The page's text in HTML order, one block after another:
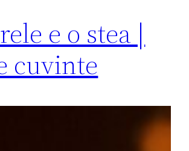
e o stea |
cuvinte